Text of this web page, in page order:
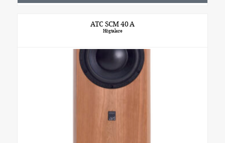
ATC SCM 40 A
Högtalare